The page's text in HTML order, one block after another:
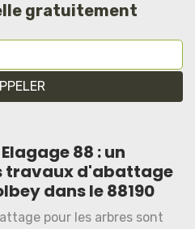
gratuitement
Elagage 88 : un
travaux d'abattage
dans le 88190
pour les arbres sont